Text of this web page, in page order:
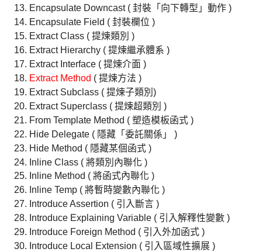
Encapsulate Downcast ( 封裝「向下轉型」動作 )
Encapsulate Field ( 封裝欄位 )
Extract Class ( 提煉類別 )
Extract Hierarchy ( 提煉繼承體系 )
Extract Interface ( 提煉介面 )
Extract Method ( 提煉方法 )
Extract Subclass ( 提煉子類別)
Extract Superclass ( 提煉超類別 )
From Template Method ( 塑造模板函式 )
Hide Delegate ( 隱藏「委託關係」 )
Hide Method ( 隱藏某個函式 )
Inline Class ( 將類別內聯化 )
Inline Method ( 將函式內聯化 )
Inline Temp ( 將暫時變數內聯化 )
Introduce Assertion ( 引入斷言 )
Introduce Explaining Variable ( 引入解釋性變數 )
Introduce Foreign Method ( 引入外加函式 )
Introduce Local Extension ( 引入區域性擴展 )